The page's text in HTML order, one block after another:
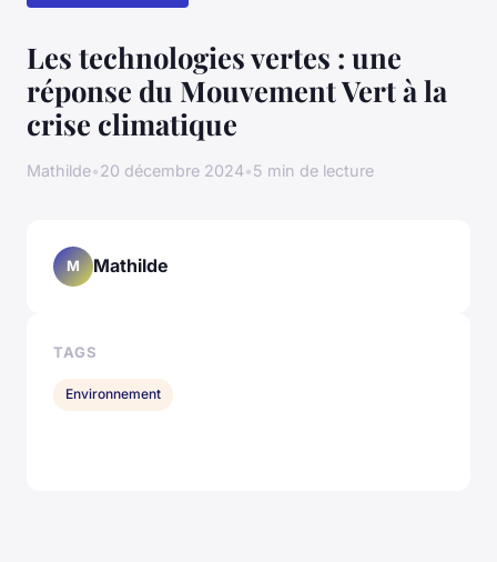
Les technologies vertes : une
réponse du Mouvement Vert à la
crise climatique
Mathilde•20 décembre 2024•5 min de lecture
M Mathilde
TAGS
Environnement